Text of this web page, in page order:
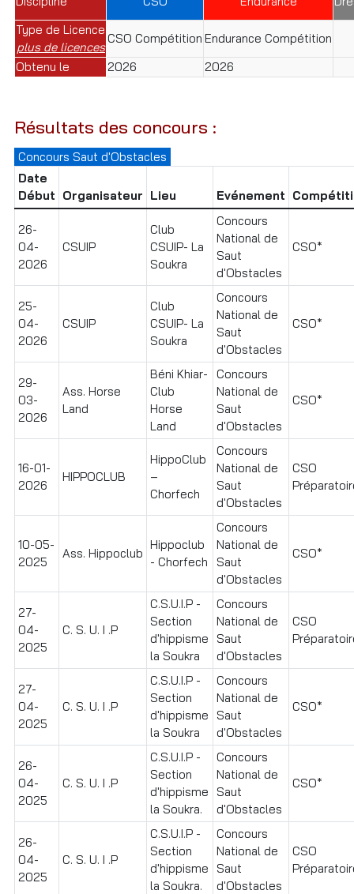
Type de Licence
plus de licences
CSO Compétition Endurance Compétition
Obtenu le
2026 2026
Résultats des concours :
Concours Saut d'Obstacles
Date
Début Organisateur Lieu Evénement
26-
04-
2026
CSUIP
Club
CSUIP- La
Soukra
Concours
National de
Saut
d'Obstacles
CSO*
25-
04-
2026
CSUIP
Club
CSUIP- La
Soukra
Concours
National de
Saut
d'Obstacles
CSO*
29-
03-
2026
Ass. Horse
Land
Béni Khiar-
Club
Horse
Land
Concours
National de
Saut
d'Obstacles
CSO*
16-01-
2026
HIPPOCLUB
HippoClub
–
Chorfech
Concours
National de
Saut
d'Obstacles
CSO
10-05-
2025
Ass. Hippoclub
Hippoclub
- Chorfech
Concours
National de
Saut
d'Obstacles
CSO*
27-
04-
2025
C. S. U. I .P
C.S.U.I.P -
Section
d'hippisme
la Soukra
Concours
National de
Saut
d'Obstacles
CSO
27-
04-
2025
C. S. U. I .P
C.S.U.I.P -
Section
d'hippisme
la Soukra
Concours
National de
Saut
d'Obstacles
CSO*
26-
04-
2025
C. S. U. I .P
C.S.U.I.P -
Section
d'hippisme
la Soukra.
Concours
National de
Saut
d'Obstacles
CSO*
26-
04-
2025
C. S. U. I .P
C.S.U.I.P -
Section
d'hippisme
la Soukra.
Concours
National de
Saut
d'Obstacles
CSO